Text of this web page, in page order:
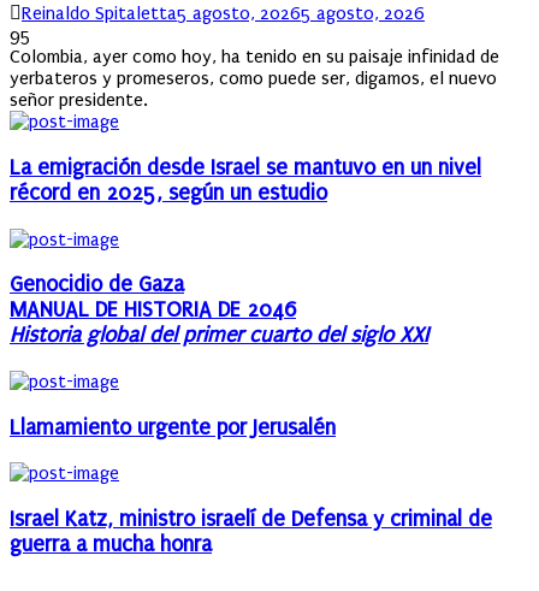
Author
Reinaldo SpitalettaPosted
5 agosto, 20265 agosto, 2026
95
Colombia, ayer como hoy, ha tenido en su paisaje infinidad de
yerbateros y promeseros, como puede ser, digamos, el nuevo
señor presidente.
La emigración desde Israel se mantuvo en un nivel
récord en 2025, según un estudio
Genocidio de Gaza
MANUAL DE HISTORIA DE 2046
Historia global del primer cuarto del siglo XXI
Llamamiento urgente por Jerusalén
Israel Katz, ministro israelí de Defensa y criminal de
guerra a mucha honra